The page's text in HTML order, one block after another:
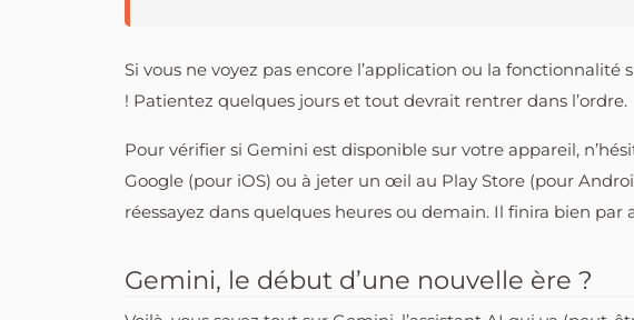
Si vous ne voyez pas encore l’application ou la fonctionnalité
! Patientez quelques jours et tout devrait rentrer dans l’ordre.
Pour vérifier si Gemini est disponible sur votre appareil,
Google (pour iOS) ou à jeter un œil au Play Store (pour
réessayez dans quelques heures ou demain. Il finira bien par
Gemini, le début d’une nouvelle ère ?